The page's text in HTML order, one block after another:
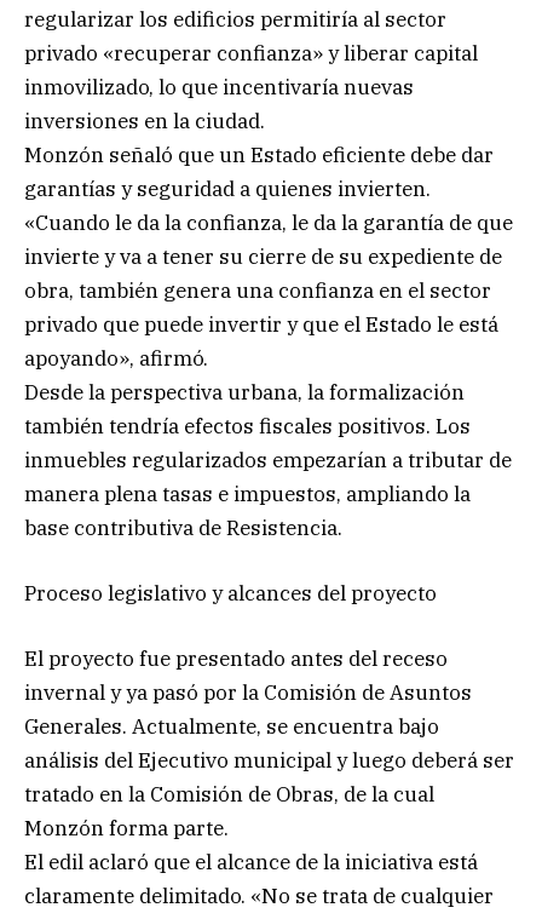
regularizar los edificios permitiría al sector
privado «recuperar confianza» y liberar capital
inmovilizado, lo que incentivaría nuevas
inversiones en la ciudad.
Monzón señaló que un Estado eficiente debe dar
garantías y seguridad a quienes invierten.
«Cuando le da la confianza, le da la garantía de que
invierte y va a tener su cierre de su expediente de
obra, también genera una confianza en el sector
privado que puede invertir y que el Estado le está
apoyando», afirmó.
Desde la perspectiva urbana, la formalización
también tendría efectos fiscales positivos. Los
inmuebles regularizados empezarían a tributar de
manera plena tasas e impuestos, ampliando la
base contributiva de Resistencia.
Proceso legislativo y alcances del proyecto
El proyecto fue presentado antes del receso
invernal y ya pasó por la Comisión de Asuntos
Generales. Actualmente, se encuentra bajo
análisis del Ejecutivo municipal y luego deberá ser
tratado en la Comisión de Obras, de la cual
Monzón forma parte.
El edil aclaró que el alcance de la iniciativa está
claramente delimitado. «No se trata de cualquier